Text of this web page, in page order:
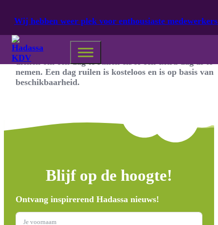
Wij hebben weer plek voor enthousiaste
Via de ouderlogin is het mogelijk een verzoek in te
dienen om een dag te ruilen en/of een extra dag af te
nemen. Een dag ruilen is kosteloos en is op basis van
beschikbaarheid.
Blijf op de hoogte!
Ontvang inspirerend Hadassa nieuws!